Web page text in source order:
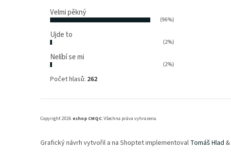
Velmi pěkný
(96%)
Ujde to
(2%)
Nelíbí se mi
(2%)
Počet hlasů: 262
Copyright 2026 eshop CMQC. Všechna práva vyhrazena.
Grafický návrh vytvořil a na Shoptet implementoval Tomáš Hlad &